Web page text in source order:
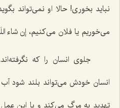
نباید بخوری! حالا او نمی‌تواند
می‌خوریم یا فلان می‌کنیم، إن شاء
جلوی انسان را که
انسان خودش می‌تواند بلند شود آب
تهدید به مرگ می‌کند و با این